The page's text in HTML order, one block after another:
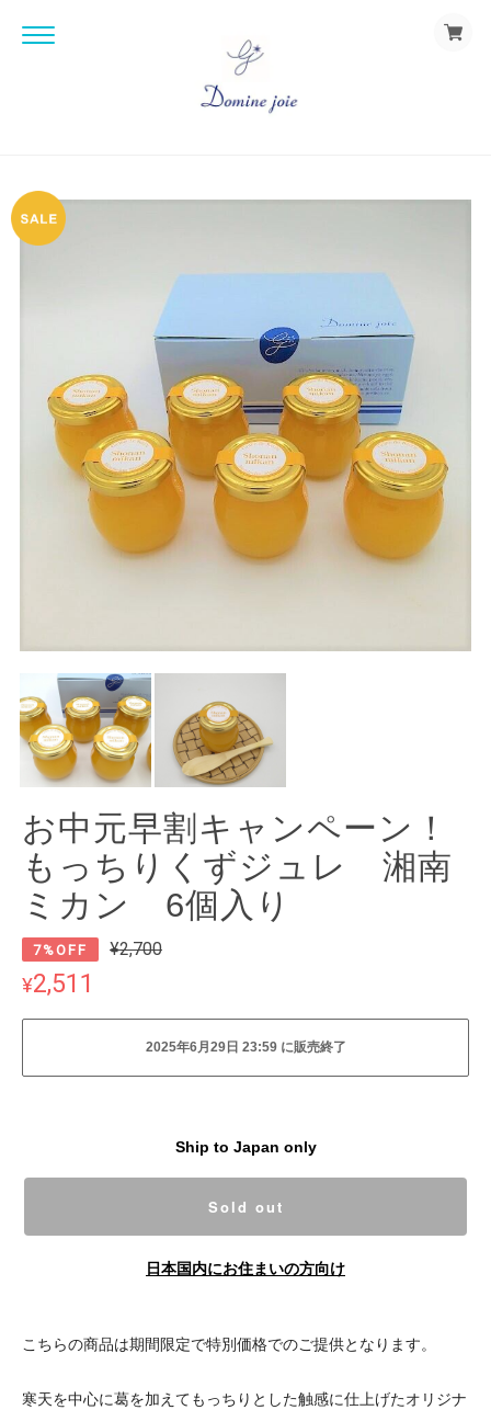
お中元早割キャンペーン！
もっちりくずジュレ 湘南
ミカン 6個入り
7%OFF ¥2,700
¥2,511
2025年6月29日 23:59 に販売終了
Ship to Japan only
Sold out
日本国内にお住まいの方向け
こちらの商品は期間限定で特別価格でのご提供となります。
寒天を中心に葛を加えてもっちりとした触感に仕上げたオリジナ